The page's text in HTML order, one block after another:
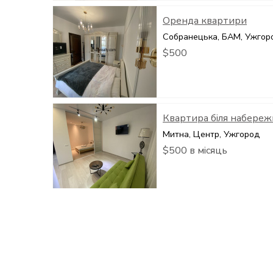
Оренда квартири
Собранецька, БАМ,
$500
Квартира біля
Митна, Центр, Ужгород
$500 в місяць